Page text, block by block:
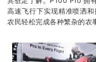
高速飞行下实现精准喷洒和
农民轻松完成各种繁杂的农